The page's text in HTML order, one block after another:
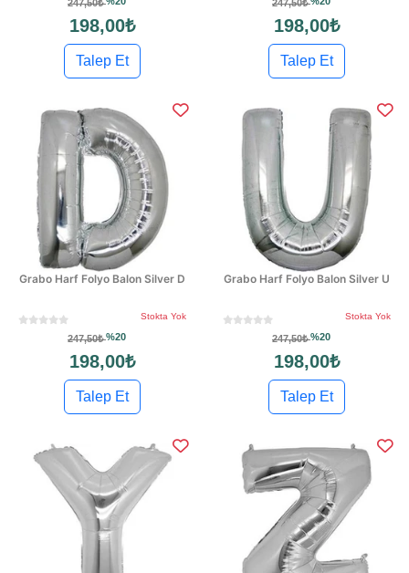
247,50₺
198,00₺
Talep Et
247,50₺
198,00₺
Talep Et
Grabo Harf Folyo Balon Silver D
Stokta Yok
247,50₺%20
198,00₺
Talep Et
Grabo Harf Folyo Balon Silver U
Stokta Yok
247,50₺%20
198,00₺
Talep Et